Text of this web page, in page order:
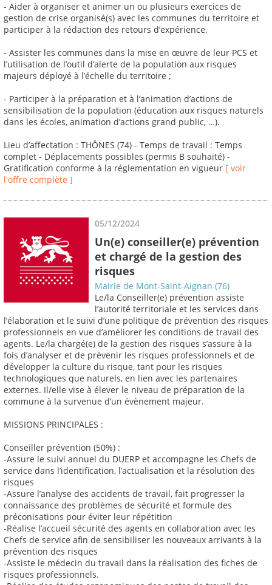
- Aider à organiser et animer un ou plusieurs exercices de
gestion de crise organisé(s) avec les communes du territoire et
participer à la rédaction des retours d’expérience.
- Assister les communes dans la mise en œuvre de leur PCS et
l’utilisation de l’outil d’alerte de la population aux risques
majeurs déployé à l’échelle du territoire ;
- Participer à la préparation et à l’animation d’actions de
sensibilisation de la population (éducation aux risques naturels
dans les écoles, animation d’actions grand public, …).
Lieu d’affectation : THÔNES (74) - Temps de travail : Temps
complet - Déplacements possibles (permis B souhaité) -
Gratification conforme à la réglementation en vigueur [ voir
l'offre complète ]
05/12/2024
Un(e) conseiller(e) prévention
et chargé de la gestion des
risques
Mairie de Mont-Saint-Aignan (76)
Le/la Conseiller(e) prévention assiste
l’autorité territoriale et les services dans
l’élaboration et le suivi d’une politique de prévention des risques
professionnels en vue d’améliorer les conditions de travail des
agents. Le/la chargé(e) de la gestion des risques s’assure à la
fois d’analyser et de prévenir les risques professionnels et de
développer la culture du risque, tant pour les risques
technologiques que naturels, en lien avec les partenaires
externes. Il/elle vise à élever le niveau de préparation de la
commune à la survenue d’un évènement majeur.
MISSIONS PRINCIPALES :
Conseiller prévention (50%) :
-Assure le suivi annuel du DUERP et accompagne les Chefs de
service dans l’identification, l’actualisation et la résolution des
risques
-Assure l’analyse des accidents de travail, fait progresser la
connaissance des problèmes de sécurité et formule des
préconisations pour éviter leur répétition
-Réalise l’accueil sécurité des agents en collaboration avec les
Chefs de service afin de sensibiliser les nouveaux arrivants à la
prévention des risques
-Assiste le médecin du travail dans la réalisation des fiches de
risques professionnels.